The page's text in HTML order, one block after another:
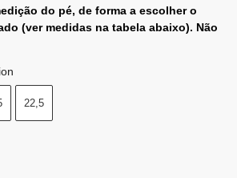
do pé, de forma a escolher o
(ver medidas na tabela abaixo). Não
22,5